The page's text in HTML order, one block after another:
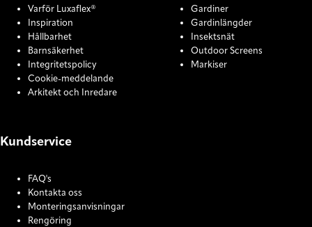
Varför Luxaflex®
Inspiration
Hållbarhet
Barnsäkerhet
Integritetspolicy
Cookie-meddelande
Arkitekt och Inredare
Gardiner
Gardinlängder
Insektsnät
Outdoor Screens
Markiser
Kundservice
FAQ's
Kontakta oss
Monteringsanvisningar
Rengöring